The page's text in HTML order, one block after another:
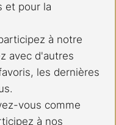
et pour la
à notre
avec d'autres
les dernières
vous comme
à nos